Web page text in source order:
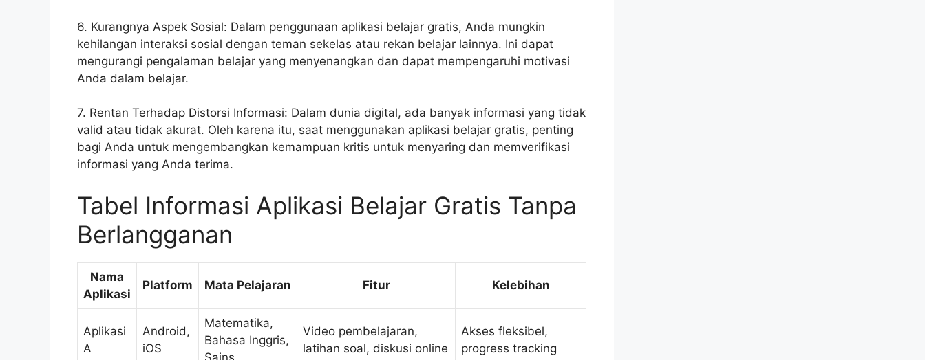
6. Kurangnya Aspek Sosial: Dalam penggunaan aplikasi belajar gratis, Anda mungkin
kehilangan interaksi sosial dengan teman sekelas atau rekan belajar lainnya. Ini dapat
mengurangi pengalaman belajar yang menyenangkan dan dapat mempengaruhi motivasi
Anda dalam belajar.
7. Rentan Terhadap Distorsi Informasi: Dalam dunia digital, ada banyak informasi yang tidak
valid atau tidak akurat. Oleh karena itu, saat menggunakan aplikasi belajar gratis, penting
bagi Anda untuk mengembangkan kemampuan kritis untuk menyaring dan memverifikasi
informasi yang Anda terima.
Tabel Informasi Aplikasi Belajar Gratis Tanpa
Berlangganan
Nama
Aplikasi
Platform Mata Pelajaran Fitur Kelebihan
Aplikasi
A
Android,
iOS
Matematika,
Bahasa Inggris,
Sains
Video pembelajaran,
latihan soal, diskusi online
Akses fleksibel,
progress tracking